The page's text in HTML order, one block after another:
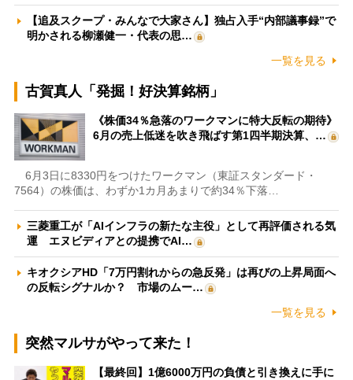
【追及スクープ・みんなで大家さん】独占入手“内部議事録”で
明かされる柳瀬健一・代表の思…
一覧を見る
古賀真人「発掘！好決算銘柄」
《株価34％急落のワークマンに特大反転の期待》
6月の売上低迷を吹き飛ばす第1四半期決算、…
6月3日に8330円をつけたワークマン（東証スタンダード・
7564）の株価は、わずか1カ月あまりで約34％下落…
三菱重工が「AIインフラの新たな主役」として再評価される気
運 エヌビディアとの提携でAI…
キオクシアHD「7万円割れからの急反発」は再びの上昇局面へ
の反転シグナルか？ 市場のムー…
一覧を見る
突然マルサがやって来た！
【最終回】1億6000万円の負債と引き換えに手に